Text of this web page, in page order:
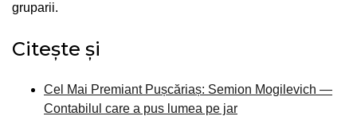
gruparii.
Citește și
Cel Mai Premiant Pușcăriaș: Semion Mogilevich —
Contabilul care a pus lumea pe jar